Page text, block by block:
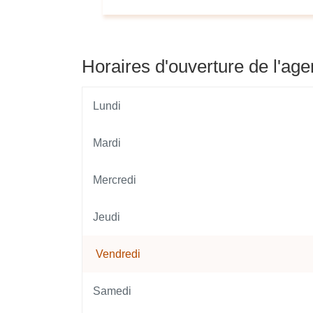
Horaires d'ouverture de
Lundi
Mardi
Mercredi
Jeudi
Horaires
d'aujourd'hui
Vendredi
Samedi